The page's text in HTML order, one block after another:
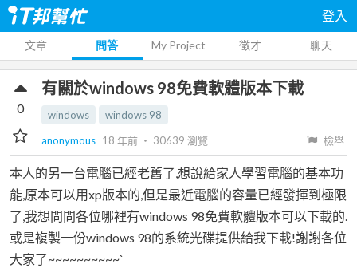
登入
文章 問答 My Project 徵才 聊天
有關於windows 98免費軟體版本下載
windows
windows 98
anonymous 18 年前 ‧ 30639 瀏覽 檢舉
0
本人的另一台電腦已經老舊了,想說給家人學習電腦的基本功
能,原本可以用xp版本的,但是最近電腦的容量已經發揮到極限
了,我想問問各位哪裡有windows 98免費軟體版本可以下載的.
或是複製一份windows 98的系統光碟提供給我下載!謝謝各位
大家了~~~~~~~~~~`